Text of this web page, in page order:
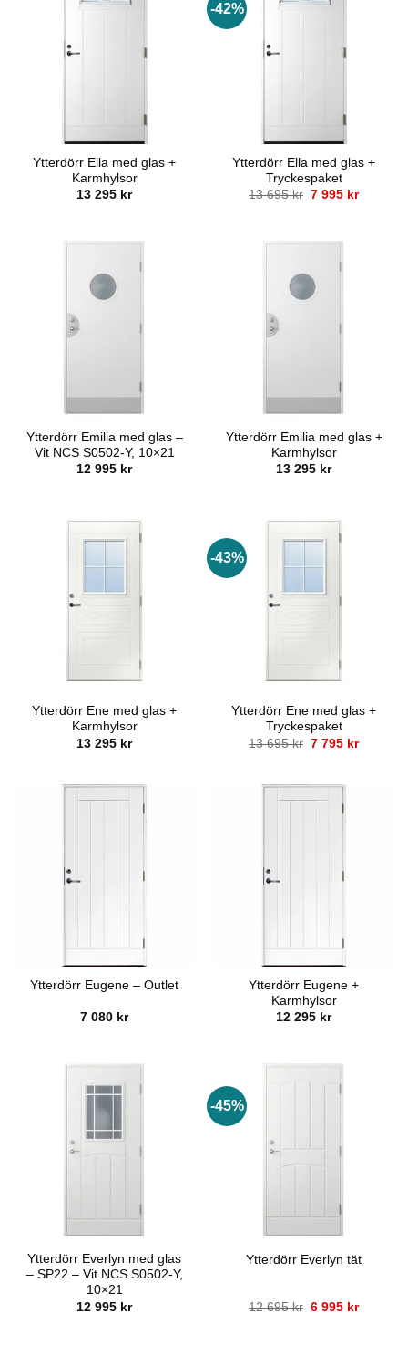
Ytterdörr Ella med glas +
Karmhylsor
13 295 kr
-42%
Ytterdörr Ella med glas +
Tryckespaket
13 695kr Det
13
7 995 krDet
Ytterdörr Emilia med glas –
Vit NCS S0502-Y, 10×21
12 995 kr
Ytterdörr Emilia med glas +
Karmhylsor
13 295 kr
Ytterdörr Ene med glas +
Karmhylsor
13 295 kr
-43%
Ytterdörr Ene med glas +
Tryckespaket
13 695kr Det
13
695 kr.
7 795 krDet
Ytterdörr Eugene – Outlet
7 080 kr
Ytterdörr Eugene +
Karmhylsor
12 295 kr
Ytterdörr Everlyn med glas
– SP22 – Vit NCS S0502-Y,
10×21
12 995 kr
-45%
Ytterdörr Everlyn tät
12 695kr Det
6 995 krDet